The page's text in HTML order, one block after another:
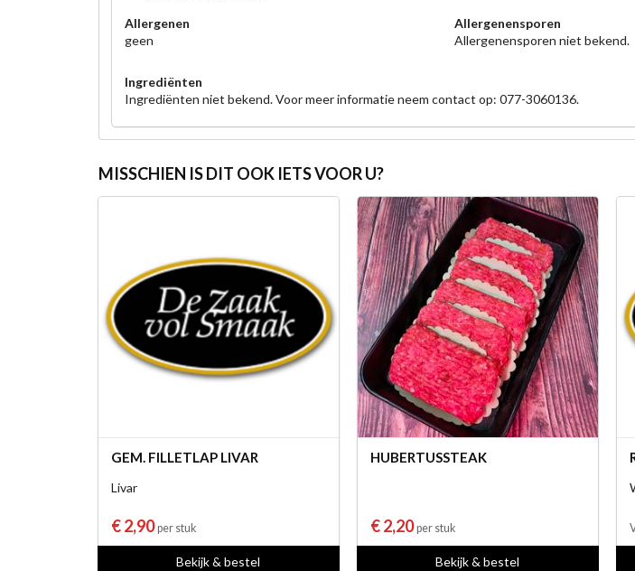
Allergenen
geen
Allergenensporen
Allergenensporen niet bekend.
Ingrediënten
Ingrediënten niet bekend. Voor meer informatie neem contact op: 077-3060136.
MISSCHIEN IS DIT OOK IETS VOOR U?
GEM. FILLETLAP LIVAR
Livar
€ 2,90per stuk
Bekijk & bestel
HUBERTUSSTEAK
€ 2,20per stuk
Bekijk & bestel